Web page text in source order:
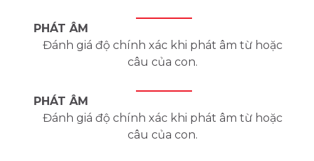
PHÁT ÂM
Đánh giá độ chính xác khi phát âm từ hoặc
câu của con.
PHÁT ÂM
Đánh giá độ chính xác khi phát âm từ hoặc
câu của con.